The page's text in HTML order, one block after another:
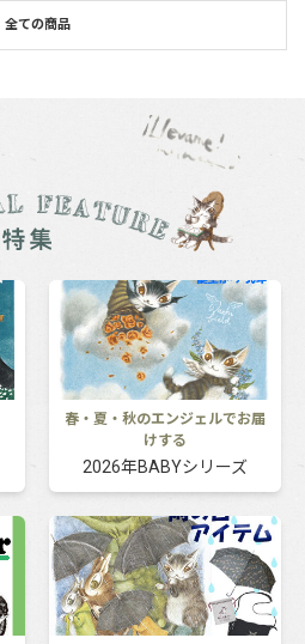
全ての商品
春・夏・秋のエンジェルでお届
けする
2026年BABYシリーズ